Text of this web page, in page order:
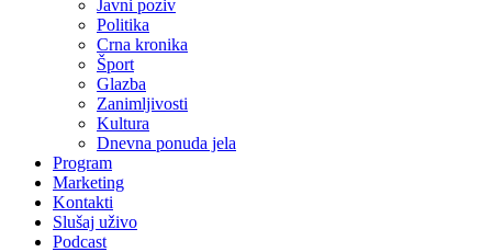
Javni poziv
Politika
Crna kronika
Šport
Glazba
Zanimljivosti
Kultura
Dnevna ponuda jela
Program
Marketing
Kontakti
Slušaj uživo
Podcast